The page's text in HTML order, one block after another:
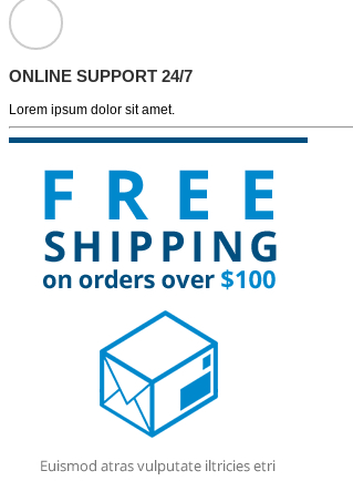
ONLINE SUPPORT 24/7
Lorem ipsum dolor sit amet.